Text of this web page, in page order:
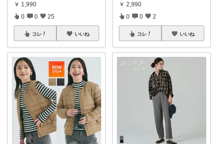
￥ 1,990
0 0 25
コレ いいね
￥ 2,990
0 0 2
コレ いいね